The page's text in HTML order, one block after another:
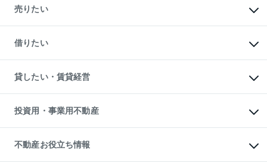
新築・分譲マンションの購入
中古マンションの購入
一戸建ての購入
中古一戸建ての購入
不動産購入の流れ
注目キーワード物件特集
購入ガイド
English 繁体中文簡体中文
売りたい
一戸建ての売却・査定
土地の売却・査定
スピードAI査定
不動産査定について
不動産売却の流れ
不動産買換えの流れ
売却ガイド
借りたい
オフィス・店舗の賃貸
借りるときの流れ
借りるガイド
貸したい・賃貸経営
マンション賃料データ
賃貸管理プラン
リロケーションについて
貸すガイド
投資用・事業用不動産
事業用不動産
マンション投資
投資用マンション
不動産お役立ち情報